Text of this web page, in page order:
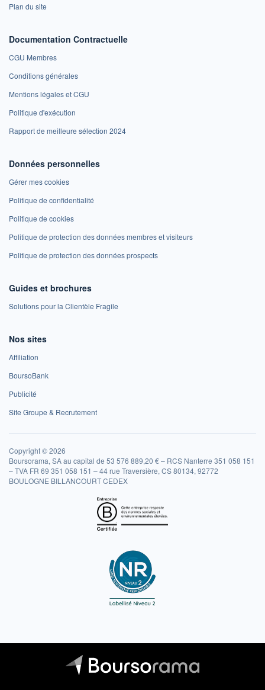
Plan du site
Documentation Contractuelle
CGU Membres
Conditions générales
Mentions légales et CGU
Politique d'exécution
Rapport de meilleure sélection 2024
Données personnelles
Gérer mes cookies
Politique de confidentialité
Politique de cookies
Politique de protection des données membres et visiteurs
Politique de protection des données prospects
Guides et brochures
Solutions pour la Clientèle Fragile
Nos sites
Affiliation
BoursoBank
Publicité
Site Groupe & Recrutement
Copyright © 2026
Boursorama, SA au capital de 53 576 889,20 € – RCS Nanterre 351 058 151
– TVA FR 69 351 058 151 – 44 rue Traversière, CS 80134, 92772
BOULOGNE BILLANCOURT CEDEX